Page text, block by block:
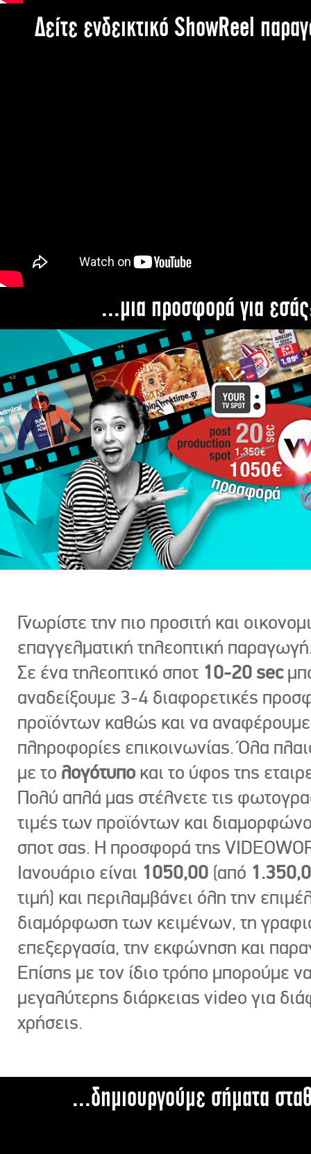
Δείτε ενδεικτικό ShowReel
...μια προσφορά για
Γνωρίστε την πιο προσιτή και
επαγγελματική τηλεοπτική
Σε ένα τηλεοπτικό σποτ 10-20 sec
αναδείξουμε 3-4 διαφορετικές
προϊόντων καθώς και να
πληροφορίες επικοινωνίας. Όλα
με το λογότυπο και το ύφος της
Πολύ απλά μας στέλνετε τις
τιμές των προϊόντων και
σποτ σας. Η προσφορά της
Ιανουάριο είναι 1050,00 (από
τιμή) και περιλαμβάνει όλη την
διαμόρφωση των κειμένων, τη
επεξεργασία, την εκφώνηση και
Επίσης με τον ίδιο τρόπο μπορούμε
μεγαλύτερης διάρκειας video για
χρήσεις.
...δημιουργούμε σήματα